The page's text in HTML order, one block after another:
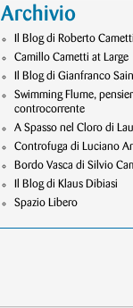
Archivio
Il Blog di Roberto Cametti
Camillo Cametti at Large
Il Blog di Gianfranco
Swimming Flume,
controcorrente
A Spasso nel Cloro di
Controfuga di Luciano
Bordo Vasca di Silvio
Il Blog di Klaus Dibiasi
Spazio Libero